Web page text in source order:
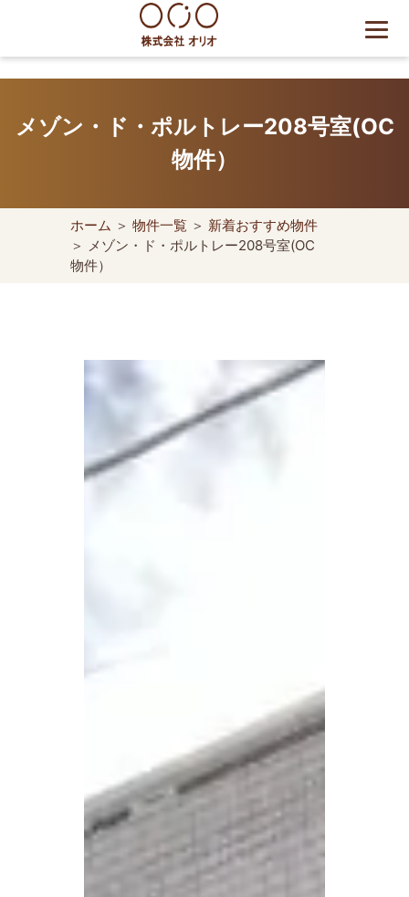
content
世田谷区の相続・空き家・借
却・買取は株式会社Orio
メゾン・ド・ポルトレー208号室(OC
物件）
ホーム ＞ 物件一覧 ＞ 新着おすすめ物件
＞ メゾン・ド・ポルトレー208号室(OC
物件）